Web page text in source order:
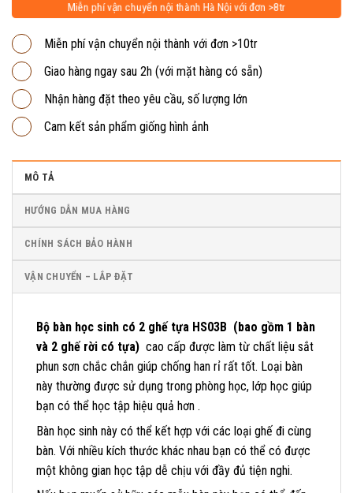
Miễn phí vận chuyển nội thành Hà Nội với đơn >8tr
Miễn phí vận chuyển nội thành với đơn >10tr
Giao hàng ngay sau 2h (với mặt hàng có sẵn)
Nhận hàng đặt theo yêu cầu, số lượng lớn
Cam kết sản phẩm giống hình ảnh
MÔ TẢ
HƯỚNG DẪN MUA HÀNG
CHÍNH SÁCH BẢO HÀNH
VẬN CHUYỂN – LẮP ĐẶT
Bộ bàn học sinh có 2 ghế tựa HS03B (bao gồm 1 bàn
và 2 ghế rời có tựa) cao cấp được làm từ chất liệu sắt
phun sơn chắc chắn giúp chống han rỉ rất tốt. Loại bàn
này thường được sử dụng trong phòng học, lớp học giúp
bạn có thể học tập hiệu quả hơn .
Bàn học sinh này có thể kết hợp với các loại ghế đi cùng
bàn. Với nhiều kích thước khác nhau bạn có thể có được
một không gian học tập dễ chịu với đầy đủ tiện nghi.